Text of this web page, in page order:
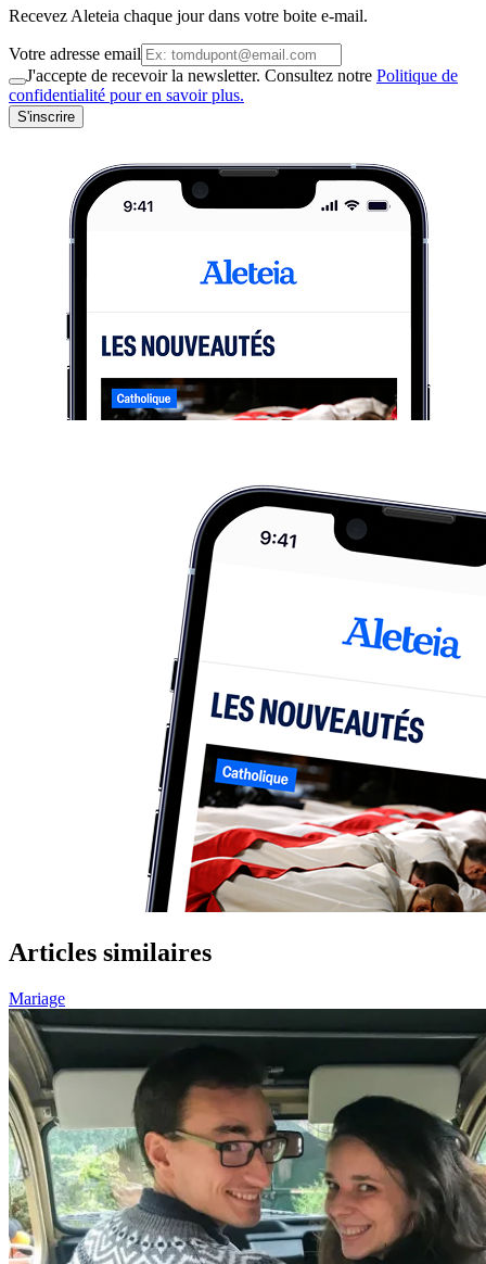
Recevez Aleteia chaque jour dans votre boite e-mail.
Votre adresse email
J'accepte de recevoir la newsletter. Consultez notre Politique de
confidentialité pour en savoir plus.
S'inscrire
Articles similaires
Mariage